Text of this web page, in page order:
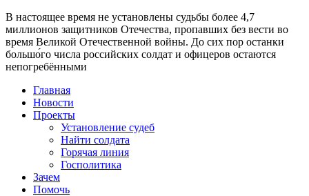
В настоящее время не установлены судьбы более 4,7
миллионов защитников Отечества, пропавших без вести во
время Великой Отечественной войны. До сих пор останки
большо́го числа российских солдат и офицеров остаются
непогребёнными
Главная
Новости
Проекты
Установление судеб
Найти солдата
Горячая линия
Госполитика
Зачем
Помочь